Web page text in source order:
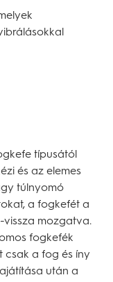
típusától
és az elemes
túlnyomó
a fogkefét a
mozgatva.
fogkefék
csak a fog és íny
után a